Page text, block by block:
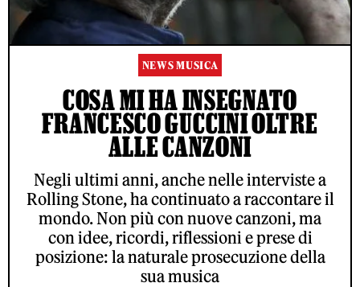
NEWS MUSICA
COSA MI HA INSEGNATO
FRANCESCO GUCCINI OLTRE
ALLE CANZONI
Negli ultimi anni, anche nelle interviste a
Rolling Stone, ha continuato a raccontare il
mondo. Non più con nuove canzoni, ma
con idee, ricordi, riflessioni e prese di
posizione: la naturale prosecuzione della
sua musica